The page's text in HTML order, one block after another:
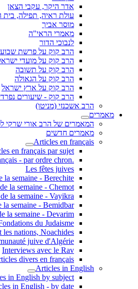
אדר היקר, עקבי הצאן
עולת ראיה, תפילה,
מוסר אביך
מאמרי הראי"ה
לנבוכי הדור
הרב קוק על פרשת שבוע
הרב קוק על מועדי
הרב קוק על תשובה
הרב קוק על הגאולה
הרב קוק על ארץ ישראל
הרב קוק - שיעורים
הרב אשכנזי (מניטו)
מאמרים
המאמרים של הרב אורי שרקי
מאמרים חדשים
Articles en français
en français par sujet
.Articles en français - par ordre chron
Les fêtes juives
la semaine - Berechite
la semaine - Chemot
la semaine - Vayikra
la semaine - Bemidbar
la semaine - Devarim
du Judaisme
les nations, Noachides
juive d'Algérie
Interviews avec le Rav
divers en français
Articles in English
in English by subject
in English - by date